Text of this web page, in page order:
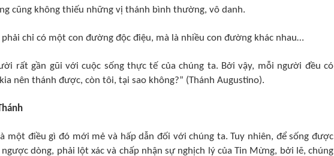
cũng không thiếu những vị thánh bình thường, vô danh.
chỉ có một con đường độc điệu, mà là nhiều con đường khác nhau…
rất gần gũi với cuộc sống thực tế của chúng ta. Bởi vậy, mỗi người đều có
nên thánh được, còn tôi, tại sao không?” (Thánh Augustino).
một điều gì đó mới mẻ và hấp dẫn đối với chúng ta. Tuy nhiên, để sống được
dòng, phải lột xác và chấp nhận sự nghịch lý của Tin Mừng, bởi lẽ, chúng